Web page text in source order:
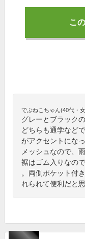
こ
でぶねこちゃん(40代・
グレーとブラック
どちらも通学など
がアクセントにな
メッシュなので、
裾はゴム入りなの
。両側ポケット付
れられて便利だと思